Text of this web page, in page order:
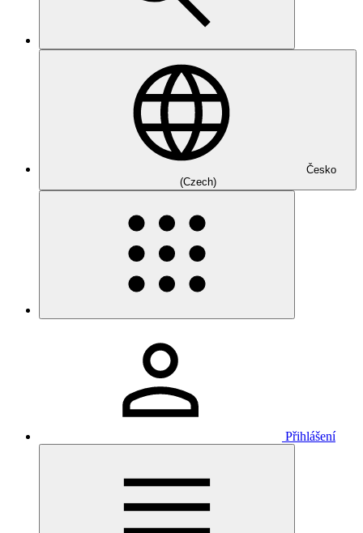
Česko
(Czech)
Přihlášení